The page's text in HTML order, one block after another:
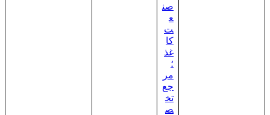
صن
ع
ت
کا
غذ
؛
مر
جع
تخ
ص